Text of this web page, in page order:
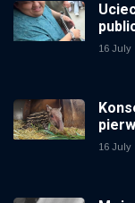
16 July
zoo
16 July